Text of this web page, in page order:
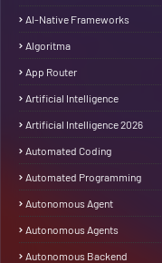
AI-Native Frameworks
Algoritma
App Router
Artificial Intelligence
Artificial Intelligence 2026
Automated Coding
Automated Programming
Autonomous Agent
Autonomous Agents
Autonomous Backend